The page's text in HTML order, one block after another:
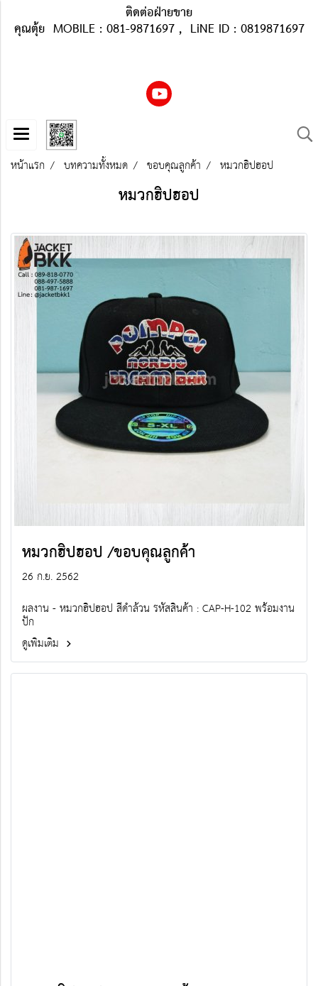
ติดต่อฝ่ายขาย
คุณตุ้ย MOBILE : 081-9871697 , LiNE ID : 0819871697
หน้าแรก บทความทั้งหมด ขอบคุณลูกค้า หมวกฮิปฮอป
หมวกฮิปฮอป
หมวกฮิปฮอป /ขอบคุณลูกค้า
26 ก.ย. 2562
ผลงาน - หมวกฮิปฮอป สีดำล้วน รหัสสินค้า : CAP-H-102 พร้อมงาน
ปัก
ดูเพิ่มเติม